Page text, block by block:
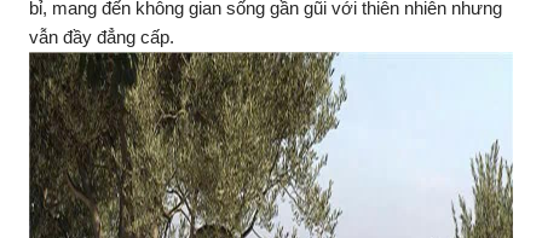
bỉ, mang đến không gian sống gần gũi với thiên nhiên nhưng
vẫn đầy đẳng cấp.